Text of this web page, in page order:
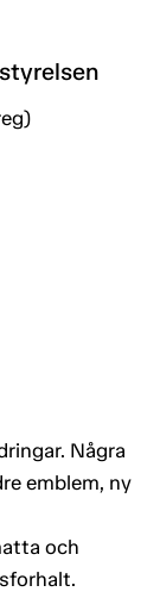
Några
emblem, ny
och